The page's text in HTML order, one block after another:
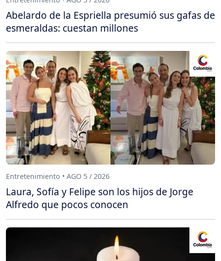
Abelardo de la Espriella presumió sus gafas de
esmeraldas: cuestan millones
Entretenimiento • AGO 5 / 2026
Laura, Sofía y Felipe son los hijos de Jorge
Alfredo que pocos conocen